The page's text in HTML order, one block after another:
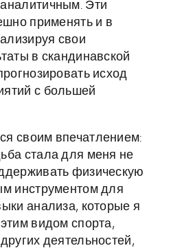
Эти
применять и в
свои
в скандинавской
исход
с большей
своим впечатлением:
стала для меня не
физическую
инструментом для
анализа, которые я
видом спорта,
деятельностей,